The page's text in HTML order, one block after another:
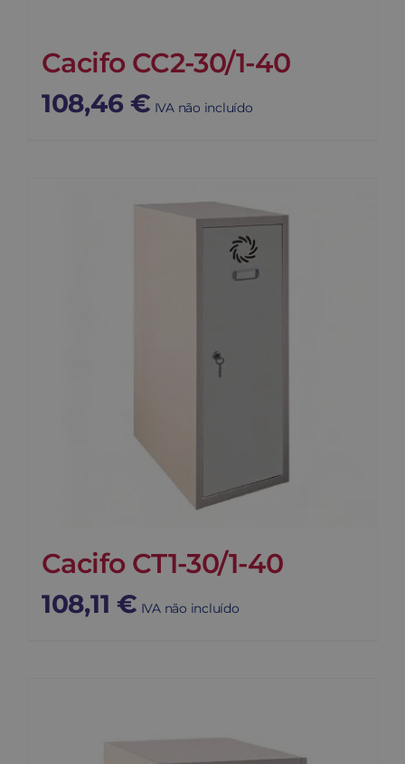
Cacifo CC2-30/1-40
108,46 € IVA não incluído
Cacifo CT1-30/1-40
108,11 € IVA não incluído